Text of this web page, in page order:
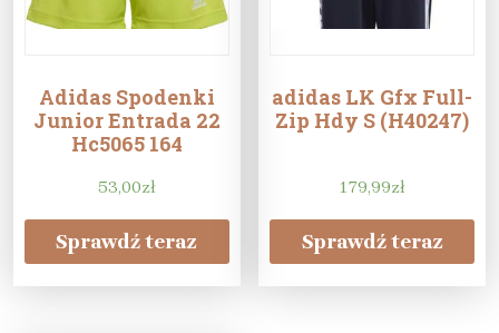
Adidas Spodenki
Junior Entrada 22
Hc5065 164
53,00zł
Sprawdź teraz
adidas LK Gfx Full-
Zip Hdy S (H40247)
179,99zł
Sprawdź teraz